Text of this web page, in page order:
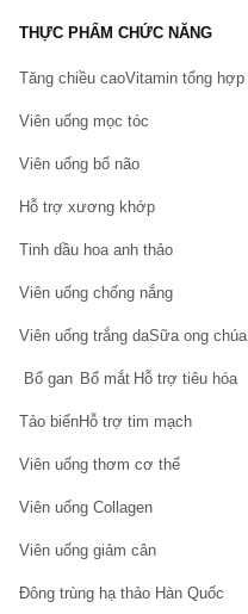
THỰC PHẨM CHỨC NĂNG
Tăng chiều caoVitamin tổng hợp
Viên uống mọc tóc
Viên uống bổ não
Hỗ trợ xương khớp
Tinh dầu hoa anh thảo
Viên uống chống nắng
Viên uống trắng daSữa ong chúa
Bổ gan Bổ mắt Hỗ trợ tiêu hóa
Tảo biểnHỗ trợ tim mạch
Viên uống thơm cơ thể
Viên uống Collagen
Viên uống giảm cân
Đông trùng hạ thảo Hàn Quốc